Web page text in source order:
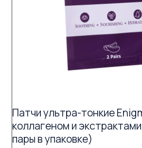
Патчи ультра-тонкие
коллагеном и
пары в упаковке)